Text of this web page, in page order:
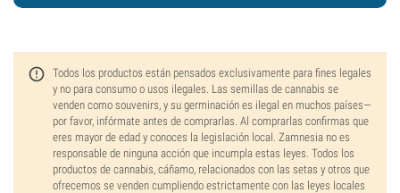
Todos los productos están pensados exclusivamente para fines legales
y no para consumo o usos ilegales. Las semillas de cannabis se
venden como souvenirs, y su germinación es ilegal en muchos países—
por favor, infórmate antes de comprarlas. Al comprarlas confirmas que
eres mayor de edad y conoces la legislación local. Zamnesia no es
responsable de ninguna acción que incumpla estas leyes. Todos los
productos de cannabis, cáñamo, relacionados con las setas y otros que
ofrecemos se venden cumpliendo estrictamente con las leyes locales